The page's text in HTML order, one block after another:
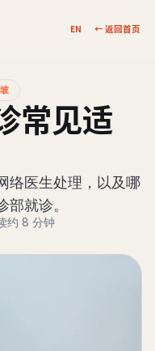
EN ← 返回首页
常见适
络医生处理，以及哪
就诊。
约 8 分钟